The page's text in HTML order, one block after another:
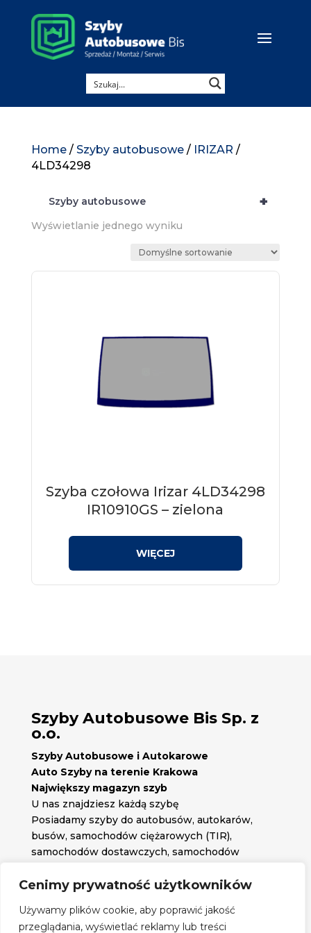
Cenimy prywatność użytkowników
Używamy plików cookie, aby poprawić jakość
przeglądania, wyświetlać reklamy lub treści
Home/ Szyby autobusowe/ IRIZAR /
4LD34298
+
Szyby autobusowe
Wyświetlanie jednego wyniku
Szyba czołowa Irizar 4LD34298
IR10910GS – zielona
Szyby Autobusowe Bis Sp. z
o.o.
Szyby Autobusowe i Autokarowe
Auto Szyby na terenie Krakowa
Największy magazyn szyb
U nas znajdziesz każdą szybę
Posiadamy szyby do autobusów, autokarów,
busów, samochodów ciężarowych (TIR),
samochodów dostawczych, samochodów
potrzebujesz.
Znajdź nas na: 
Obserwuj nas na: